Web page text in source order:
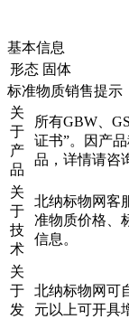
基本信息
形态 固体
标准物质销售提示
关
于
产
品
所有GBW、
证书”。因产
品，详情请咨
关
于
技
术
北纳标物网客
准物质价格、
信息。
关
于
发
北纳标物网可
元以上可开具